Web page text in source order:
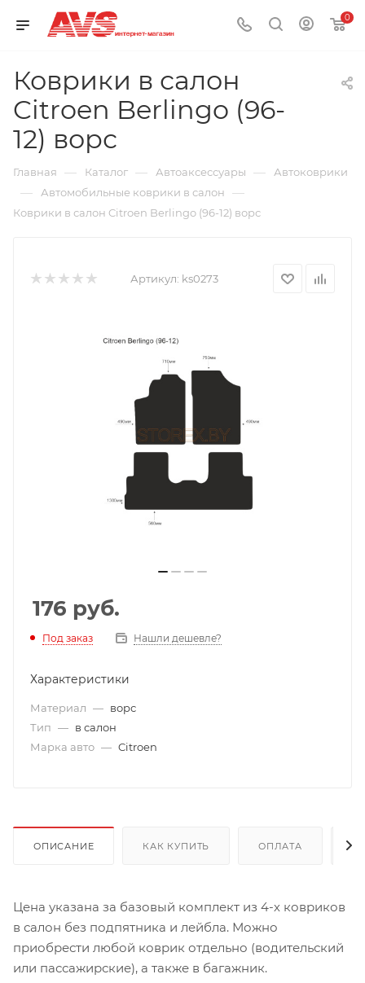
0
Коврики в салон
Citroen Berlingo (96-
12) ворс
Главная — Каталог — Автоаксессуары — Автоковрики
— Автомобильные коврики в салон —
Коврики в салон Citroen Berlingo (96-12) ворс
Артикул: ks0273
176 руб.
Под заказ Нашли дешевле?
Характеристики
Материал — ворс
Тип — в салон
Марка авто — Citroen
ОПИСАНИЕ КАК КУПИТЬ ОПЛАТА
Цена указана за базовый комплект из 4-х ковриков
в салон без подпятника и лейбла. Можно
приобрести любой коврик отдельно (водительский
или пассажирские), а также в багажник.